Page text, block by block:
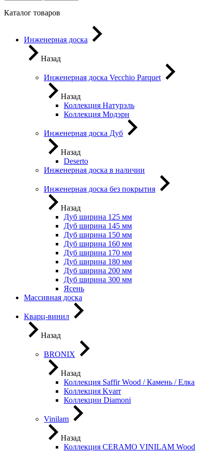
Каталог товаров
Инженерная доска
Назад
Инженерная доска Vecchio Parquet
Назад
Коллекция Натурэль
Коллекция Модэрн
Инженерная доска Дуб
Назад
Deserto
Инженерная доска в наличии
Инженерная доска без покрытия
Назад
Дуб ширина 125 мм
Дуб ширина 145 мм
Дуб ширина 150 мм
Дуб ширина 160 мм
Дуб ширина 170 мм
Дуб ширина 180 мм
Дуб ширина 200 мм
Дуб ширина 300 мм
Ясень
Массивная доска
Кварц-винил
Назад
BRONIX
Назад
Коллекция Saffir Wood / Камень / Елка
Коллекция Kvarr
Коллекции Diamoni
Vinilam
Назад
Коллекция CERAMO VINILAM Wood